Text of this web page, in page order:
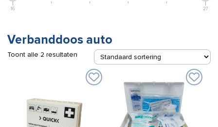
16 27
Verbanddoos auto
Toont alle 2 resultaten